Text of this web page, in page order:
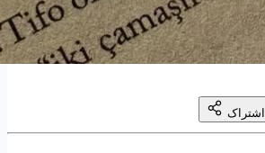
اشتراک